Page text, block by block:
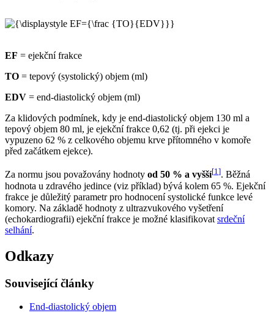
EF = ejekční frakce
TO = tepový (systolický) objem (ml)
EDV = end-diastolický objem (ml)
Za klidových podmínek, kdy je end-diastolický objem 130 ml a
tepový objem 80 ml, je ejekční frakce 0,62 (tj. při ejekci je
vypuzeno 62 % z celkového objemu krve přítomného v komoře
před začátkem ejekce).
Za normu jsou považovány hodnoty od 50 % a vyšší[1]. Běžná
hodnota u zdravého jedince (viz příklad) bývá kolem 65 %. Ejekční
frakce je důležitý parametr pro hodnocení systolické funkce levé
komory. Na základě hodnoty z ultrazvukového vyšetření
(echokardiografii) ejekční frakce je možné klasifikovat srdeční
selhání.
Odkazy
Související články
End-diastolický objem